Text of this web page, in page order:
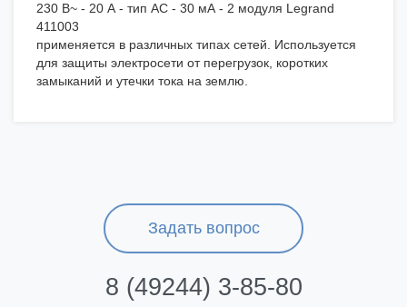
230 В~ - 20 А - тип AС - 30 мА - 2 модуля Legrand
411003
применяется в различных типах сетей. Используется
для защиты электросети от перегрузок, коротких
замыканий и утечки тока на землю.
Задать вопрос
8 (49244) 3-85-80